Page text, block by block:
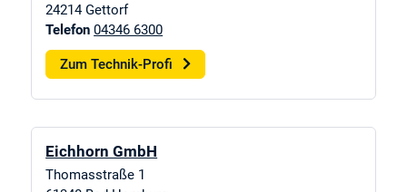
24214 Gettorf
Telefon 04346 6300
Zum Technik-Profi
Eichhorn GmbH
Thomasstraße 1